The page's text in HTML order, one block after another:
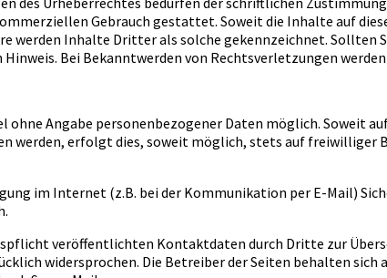
Gebrauch gestattet. Soweit die Inhalte auf
werden Inhalte Dritter als solche gekennzeichnet.
Bei Bekanntwerden von Rechtsverletzungen
ohne Angabe personenbezogener Daten möglich. Soweit
werden, erfolgt dies, soweit möglich, stets auf freiwilliger
im Internet (z.B. bei der Kommunikation per E-Mail)
veröffentlichten Kontaktdaten durch Dritte zur
widersprochen. Die Betreiber der Seiten behalten